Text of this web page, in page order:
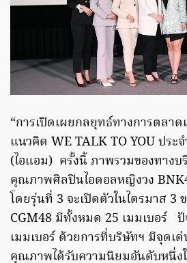
“การเปิดเผยกลยุทธ์ทางการตลา
แนวคิด WE TALK TO YOU ปร
(ไอแอม) ครั้งนี้ ภาพรวมของทาง
คุณภาพศิลปินไอดอลหญิงวง
โดยรุ่นที่ 3 จะเปิดตัวในไตรมาส 3
CGM48 มีทั้งหมด 25 เมมเบอร์
เมมเบอร์ ด้วยการที่บริษัทฯ มีจุดเ
คุณภาพได้รับความนิยมอันดับหนึ่ง